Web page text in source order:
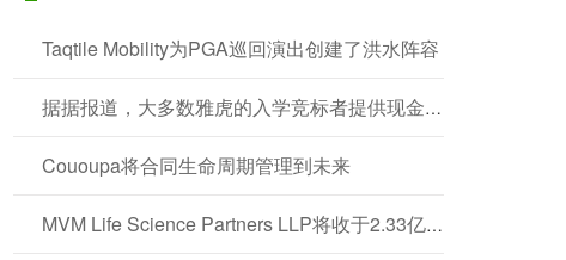
ExpertDB推出全球市场以获得专业知识
Taqtile Mobility为PGA巡回演出创建了洪水阵容
据据报道，大多数雅虎的入学竞标者提供现金交易
Cououpa将合同生命周期管理到未来
MVM Life Science Partners LLP将收于2.33亿美元的MVM IV